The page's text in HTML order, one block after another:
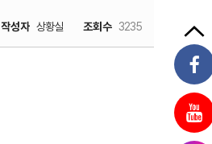
작성자 상황실 조회수 3235